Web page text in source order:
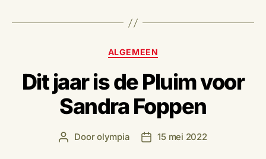
Categorieën
ALGEMEEN
Dit jaar is de Pluim voor
Sandra Foppen
Berichtauteur
Doorolympia Berichtdatum
15 mei 2022